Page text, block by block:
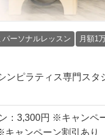
パーソナルレッスン 月額1
ピラティス専門スタ
：3,300円 ※キャンペ
ャンペーン割引あり